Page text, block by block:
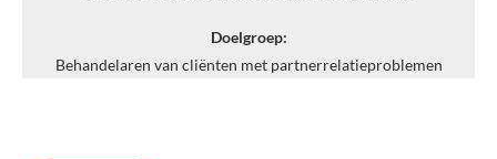
Doelgroep:
Behandelaren van cliënten met partnerrelatieproblemen